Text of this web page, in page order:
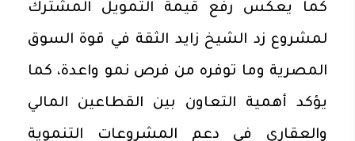
كما يعكس رفع قيمة التمويل المشترك
لمشروع زد الشيخ زايد الثقة في قوة السوق
المصرية وما توفره من فرص نمو واعدة، كما
يؤكد أهمية التعاون بين القطاعين المالي
والعقاري في دعم المشروعات التنموية